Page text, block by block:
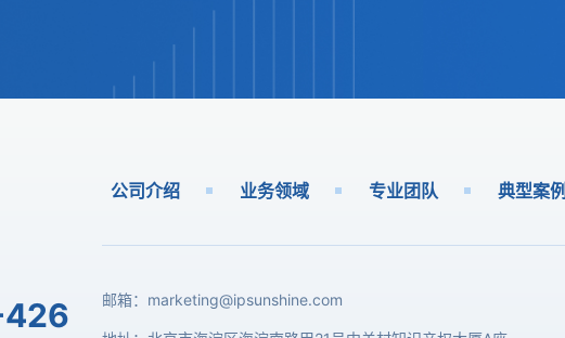
公司介绍 业务领域 专业团队 典型案例
邮箱： marketing@ipsunshine.com